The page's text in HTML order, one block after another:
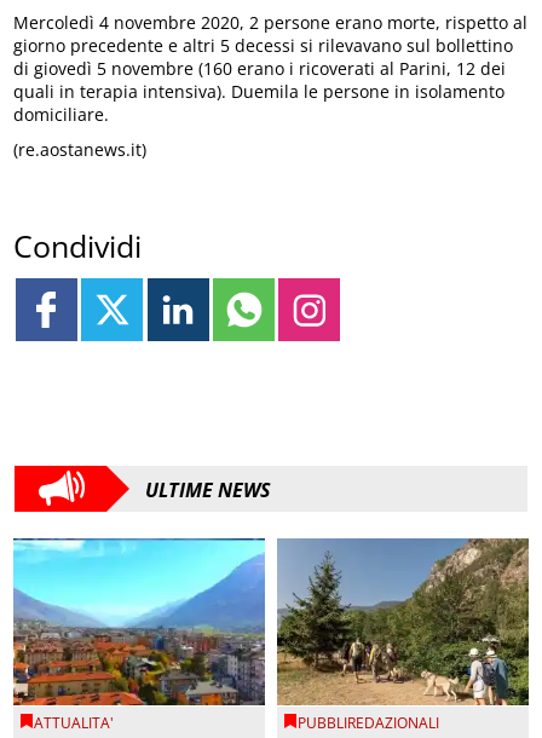
Mercoledì 4 novembre 2020, 2 persone erano morte, rispetto al
giorno precedente e altri 5 decessi si rilevavano sul bollettino
di giovedì 5 novembre (160 erano i ricoverati al Parini, 12 dei
quali in terapia intensiva). Duemila le persone in isolamento
domiciliare.
(re.aostanews.it)
Condividi
ULTIME NEWS
ATTUALITA' PUBBLIREDAZIONALI